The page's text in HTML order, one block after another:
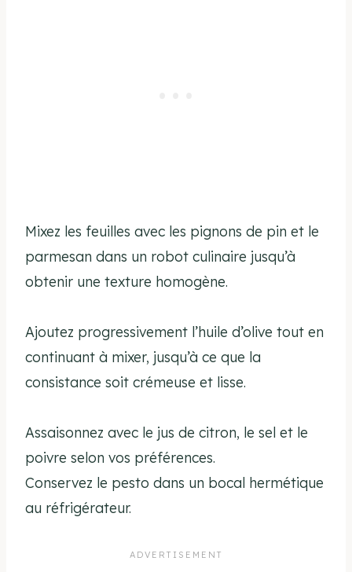
Mixez les feuilles avec les pignons de pin et le
parmesan dans un robot culinaire jusqu’à
obtenir une texture homogène.
Ajoutez progressivement l’huile d’olive tout en
continuant à mixer, jusqu’à ce que la
consistance soit crémeuse et lisse.
Assaisonnez avec le jus de citron, le sel et le
poivre selon vos préférences.
Conservez le pesto dans un bocal hermétique
au réfrigérateur.